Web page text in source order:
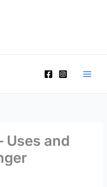
Uses and